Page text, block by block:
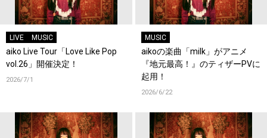
LIVE MUSIC
aiko Live Tour「Love Like Pop
vol.26」開催決定！
2026/7/1
MUSIC
aikoの楽曲「milk」がアニメ
『地元最高！』のティザーPVに
起用！
2026/6/22